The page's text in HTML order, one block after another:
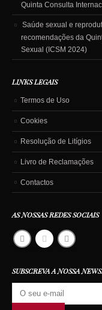
Quinta Consulta
Saúde sexual e
recomendações da
Sexual (ICSM 2024)
LINKS LEGAIS
Termos de Uso
Cookies
Resolução de Litígios
Livro de Reclamações
Contactos
AS NOSSAS REDES SOCIAIS
SUBSCREVA A NOSSA